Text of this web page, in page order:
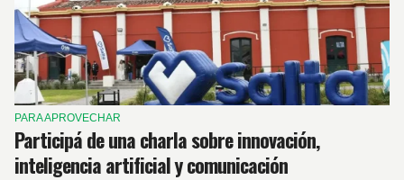
PARA APROVECHAR
Participá de una charla sobre innovación,
inteligencia artificial y comunicación